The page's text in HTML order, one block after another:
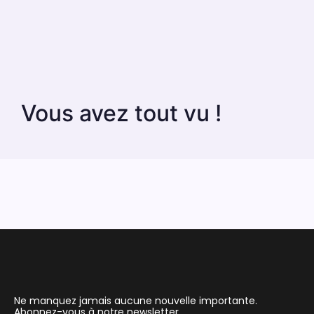
Vous avez tout vu !
Ne manquez jamais aucune nouvelle importante.